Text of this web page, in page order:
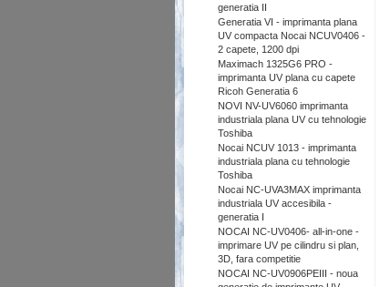
generatia II
Generatia VI - imprimanta plana
UV compacta Nocai NCUV0406 -
2 capete, 1200 dpi
Maximach 1325G6 PRO -
imprimanta UV plana cu capete
Ricoh Generatia 6
NOVI NV-UV6060 imprimanta
industriala plana UV cu tehnologie
Toshiba
Nocai NCUV 1013 - imprimanta
industriala plana cu tehnologie
Toshiba
Nocai NC-UVA3MAX imprimanta
industriala UV accesibila -
generatia I
NOCAI NC-UV0406- all-in-one -
imprimare UV pe cilindru si plan,
3D, fara competitie
NOCAI NC-UV0906PEIII - noua